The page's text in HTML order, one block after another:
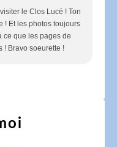
le Clos Lucé ! Ton
! Et les photos toujours
ce que les pages de
! Bravo soeurette !